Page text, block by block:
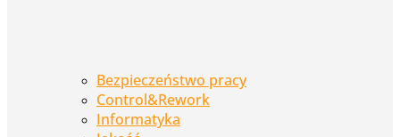
Bezpieczeństwo pracy
Control&Rework
Informatyka